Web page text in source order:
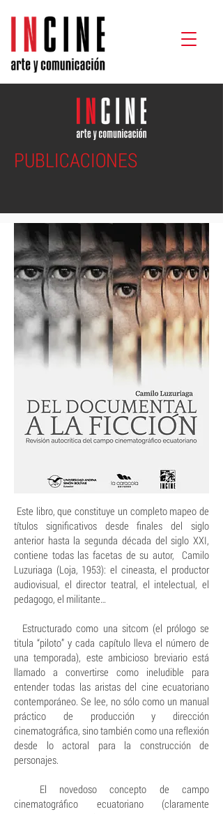
PUBLICACIONES
Este libro, que constituye un completo mapeo de
títulos significativos desde finales del siglo
anterior hasta la segunda década del siglo XXI,
contiene todas las facetas de su autor, Camilo
Luzuriaga (Loja, 1953): el cineasta, el productor
audiovisual, el director teatral, el intelectual, el
pedagogo, el militante…
Estructurado como una sitcom (el prólogo se
titula “piloto” y cada capítulo lleva el número de
una temporada), este ambicioso breviario está
llamado a convertirse como ineludible para
entender todas las aristas del cine ecuatoriano
contemporáneo. Se lee, no sólo como un manual
práctico de producción y dirección
cinematográfica, sino también como una reflexión
desde lo actoral para la construcción de
personajes.
El novedoso concepto de campo
cinematográfico ecuatoriano (claramente